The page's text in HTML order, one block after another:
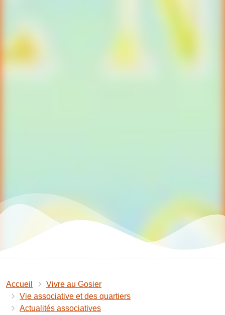
Accueil
Vivre au Gosier
Vie associative et des quartiers
Actualités associatives